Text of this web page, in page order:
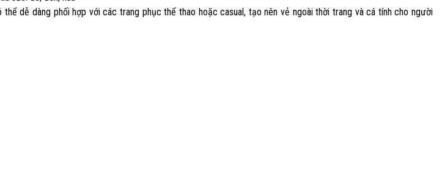
dễ dàng phối hợp với các trang phục thể thao hoặc casual, tạo nên vẻ ngoài thời trang và cá tính cho người